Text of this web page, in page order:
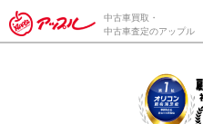
/*ABテスト_新規査定フォーム
中古車買取・
中古車査定のアップル